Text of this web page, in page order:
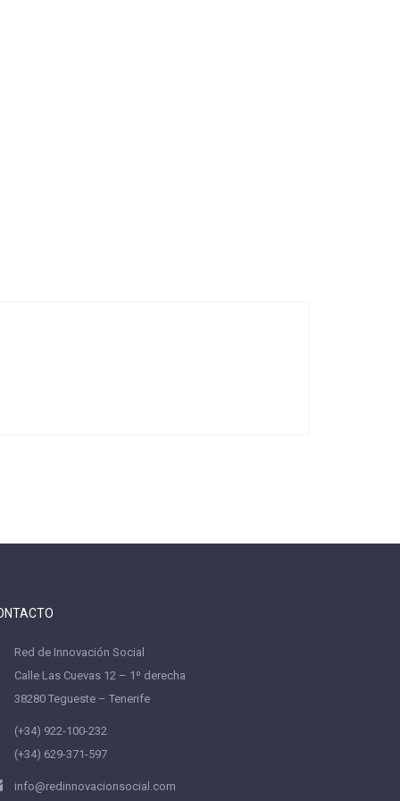
Red de Innovación Social
Calle Las Cuevas 12 – 1º derecha
38280 Tegueste – Tenerife
(+34) 922-100-232
(+34) 629-371-597
info@redinnovacionsocial.com